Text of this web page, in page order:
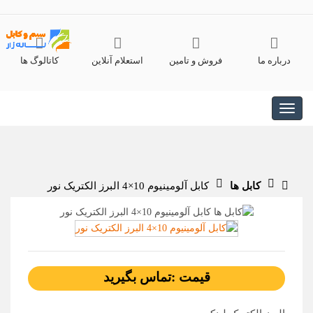
درباره ما فروش و تامین استعلام آنلاین کاتالوگ ها
کابل ها کابل آلومینیوم 10×4 البرز الکتریک نور
قیمت :تماس بگیرید